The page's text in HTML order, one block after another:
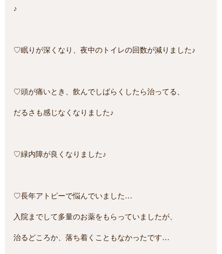
♪
♡眠りが深くなり、夜中のトイレの回数が減りました♪
♡頭が痛いとき、飲んでしばらくしたら治ってる、
だるさも感じなくなりました♪
♡緑内障が良くなりました♪
♡長年アトピーで悩んでいました…
入院までして多量のお薬をもらっていましたが、
治るどころか、落ち着くこともなかったです…